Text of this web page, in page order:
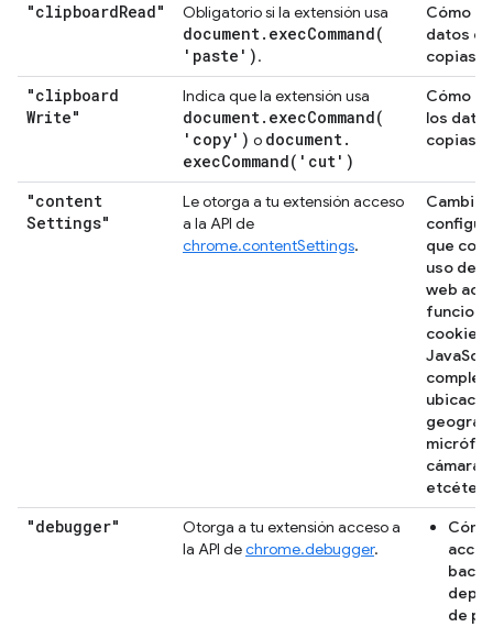
"clipboardRead" Obligatorio si la extensión usa
document. execCommand(
'paste').
Cómo
datos
copias y
"clipboard
Write"
Indica que la extensión usa
document. execCommand(
'copy') o document.
execCommand( 'cut')
Cómo
los
copias y
"content
Settings"
Le otorga a tu extensión acceso
a la API de
chrome.contentSettings.
Cambiar
que
uso de
web
cookies,
cámara,
"debugger"
Otorga a tu extensión acceso a
la API dechrome.debugger.
Cómo
de